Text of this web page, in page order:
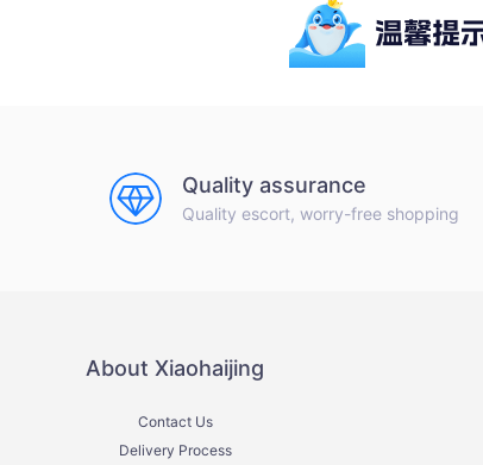
Quality assurance
Quality escort, worry-free shopping
About Xiaohaijing
Contact Us
Delivery Process